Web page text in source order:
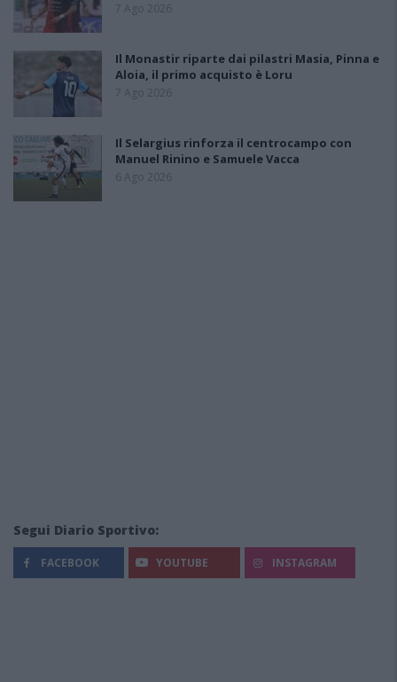
7 Ago 2026
Il Monastir riparte dai pilastri Masia, Pinna e
Aloia, il primo acquisto è Loru
7 Ago 2026
Il Selargius rinforza il centrocampo con
Manuel Rinino e Samuele Vacca
6 Ago 2026
Segui Diario Sportivo:
FACEBOOK YOUTUBE INSTAGRAM